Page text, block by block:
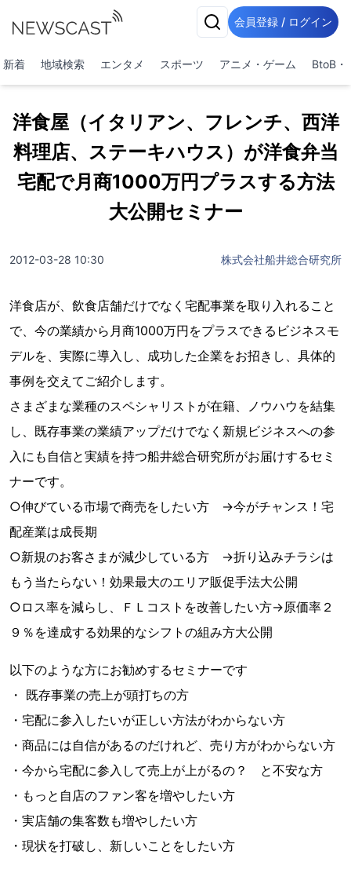
会員登録 / ログイン
新着 地域検索 エンタメ スポーツ アニメ・ゲーム BtoB・
洋食屋（イタリアン、フレンチ、西洋
料理店、ステーキハウス）が洋食弁当
宅配で月商1000万円プラスする方法
大公開セミナー
2012-03-28 10:30 株式会社船井総合研究所
洋食店が、飲食店舗だけでなく宅配事業を取り入れること
で、今の業績から月商1000万円をプラスできるビジネスモ
デルを、実際に導入し、成功した企業をお招きし、具体的
事例を交えてご紹介します。
さまざまな業種のスペシャリストが在籍、ノウハウを結集
し、既存事業の業績アップだけでなく新規ビジネスへの参
入にも自信と実績を持つ船井総合研究所がお届けするセミ
ナーです。
○伸びている市場で商売をしたい方 →今がチャンス！宅
配産業は成長期
○新規のお客さまが減少している方 →折り込みチラシは
もう当たらない！効果最大のエリア販促手法大公開
○ロス率を減らし、ＦＬコストを改善したい方→原価率２
９％を達成する効果的なシフトの組み方大公開
以下のような方にお勧めするセミナーです
・ 既存事業の売上が頭打ちの方
・宅配に参入したいが正しい方法がわからない方
・商品には自信があるのだけれど、売り方がわからない方
・今から宅配に参入して売上が上がるの？ と不安な方
・もっと自店のファン客を増やしたい方
・実店舗の集客数も増やしたい方
・現状を打破し、新しいことをしたい方